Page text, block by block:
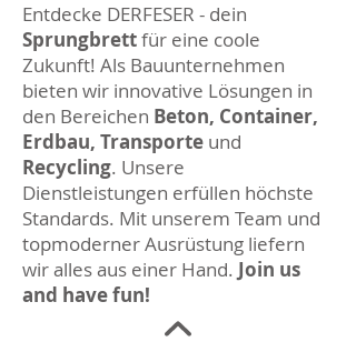
Entdecke DERFESER - dein
Sprungbrettfür eine coole
Zukunft! Als Bauunternehmen
bieten wir innovative Lösungen in
den Bereichen Beton, Container,
Erdbau, Transporte und
Recycling. Unsere
Dienstleistungen erfüllen höchste
Standards. Mit unserem Team und
topmoderner Ausrüstung liefern
wir alles aus einer Hand. Join us
and have fun!